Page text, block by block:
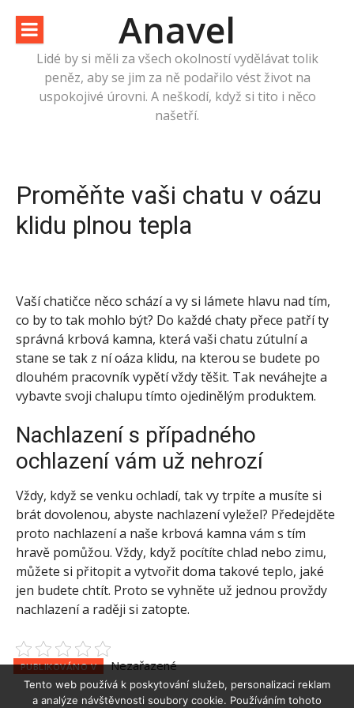
obsah
Anavel
Lidé by si měli za všech okolností vydělávat tolik
peněz, aby se jim za ně podařilo vést život na
uspokojivé úrovni. A neškodí, když si tito i něco
našetří.
Proměňte vaši chatu v oázu
klidu plnou tepla
Vaší chatičce něco schází a vy si lámete hlavu nad tím,
co by to tak mohlo být? Do každé chaty přece patří ty
správná krbová kamna, která vaši chatu zútulní a
stane se tak z ní oáza klidu, na kterou se budete po
dlouhém pracovník vypětí vždy těšit. Tak neváhejte a
vybavte svoji chalupu tímto ojedinělým produktem.
Nachlazení s případného
ochlazení vám už nehrozí
Vždy, když se venku ochladí, tak vy trpíte a musíte si
brát dovolenou, abyste nachlazení vyležel? Předejděte
proto nachlazení a naše krbová kamna vám s tím
hravě pomůžou. Vždy, když pocítíte chlad nebo zimu,
můžete si přitopit a vytvořit doma takové teplo, jaké
jen budete chtít. Proto se vyhněte už jednou provždy
nachlazení a raději si zatopte.
PUBLIKOVÁNO V Nezařazené
Tento web používá k poskytování služeb, personalizaci reklam
a analýze návštěvnosti soubory cookie. Používáním tohoto